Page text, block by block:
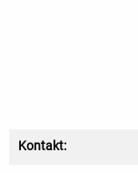
Kontakt: